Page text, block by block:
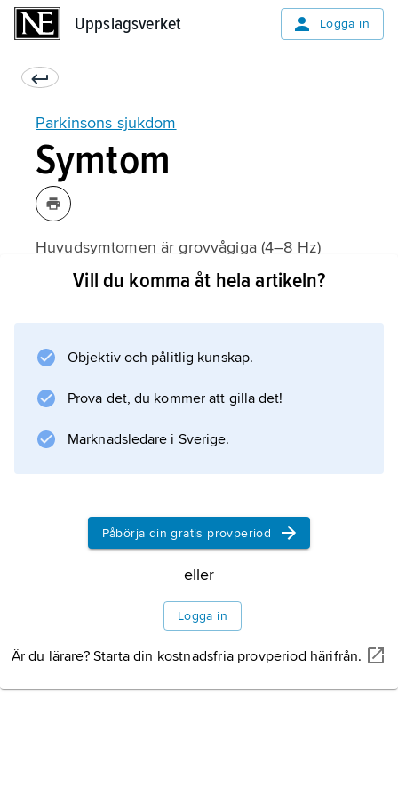
Uppslagsverket Logga in
Parkinsons sjukdom
Symtom
Huvudsymtomen är grovvågiga (4–8 Hz)
skakningar (tremor), som minskar vid rörelse,
blinkningar, entonig röst, förminskad handstil
och små hasande steg utan spontana rörelser
Vill du komma åt hela artikeln?
Objektiv och pålitlig kunskap.
Prova det, du kommer att gilla det!
Marknadsledare i Sverige.
Påbörja din gratis provperiod
eller
Logga in
Är du lärare? Starta din kostnadsfria provperiod härifrån.